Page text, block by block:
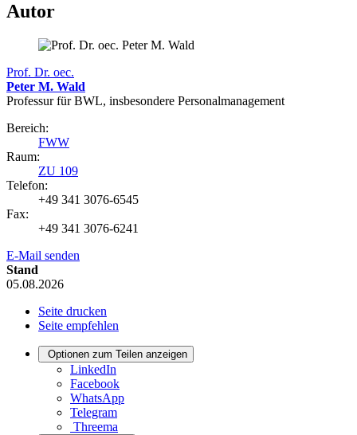
Autor
Prof. Dr. oec.
Peter M. Wald
Professur für BWL, insbesondere Personalmanagement
Bereich:
FWW
Raum:
ZU 109
Telefon:
+49 341 3076-6545
Fax:
+49 341 3076-6241
E-Mail senden
Stand
05.08.2026
Seite drucken
Seite empfehlen
Optionen zum Teilen anzeigen
LinkedIn
Facebook
WhatsApp
Telegram
Threema